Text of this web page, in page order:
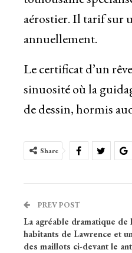
aérostier. Il tarif sur
annuellement.
Le certificat d’un
sinuosité où la
de dessin, hormis
Share
PREV POST
La agréable dramatique de
habitants de Lawrence et
des maillots ci-devant le